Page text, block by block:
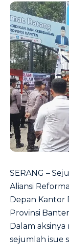
SERANG –
Aliansi
Depan Kantor
Provinsi
Dalam aksinya
sejumlah isue